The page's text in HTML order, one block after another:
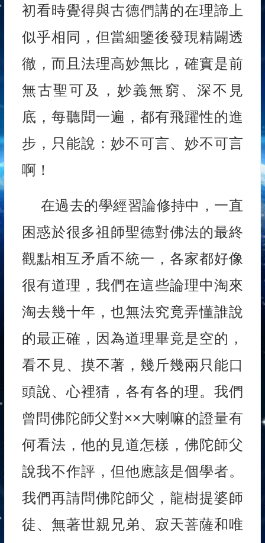
初看時覺得與古德們講的在理諦上
似乎相同，但當細鑒後發現精闢透
徹，而且法理高妙無比，確實是前
無古聖可及，妙義無窮、深不見
底，每聽聞一遍，都有飛躍性的進
步，只能說：妙不可言、妙不可言
啊！
在過去的學經習論修持中，一直
困惑於很多祖師聖德對佛法的最終
觀點相互矛盾不統一，各家都好像
很有道理，我們在這些論理中淘來
淘去幾十年，也無法究竟弄懂誰說
的最正確，因為道理畢竟是空的，
看不見、摸不著，幾斤幾兩只能口
頭說、心裡猜，各有各的理。我們
曾問佛陀師父對××大喇嘛的證量有
何看法，他的見道怎樣，佛陀師父
說我不作評，但他應該是個學者。
我們再請問佛陀師父，龍樹提婆師
徒、無著世親兄弟、寂天菩薩和唯